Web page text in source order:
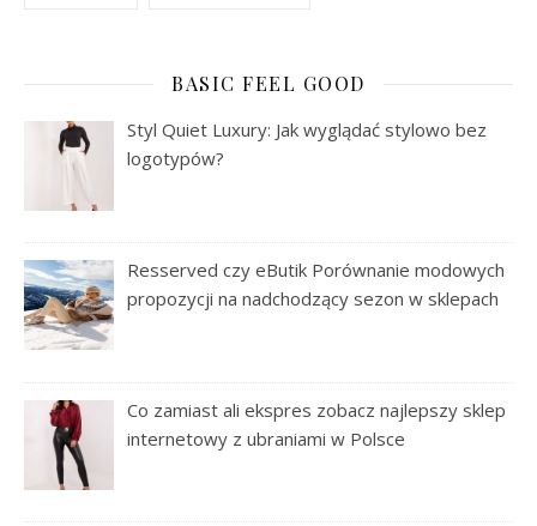
BASIC FEEL GOOD
Styl Quiet Luxury: Jak wyglądać stylowo bez
logotypów?
Resserved czy eButik Porównanie modowych
propozycji na nadchodzący sezon w sklepach
Co zamiast ali ekspres zobacz najlepszy sklep
internetowy z ubraniami w Polsce